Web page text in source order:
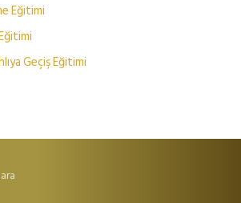
Eğitimi
Geçiş Eğitimi